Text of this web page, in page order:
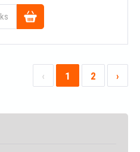
ks
Do
košíku
‹ 1 2 ›